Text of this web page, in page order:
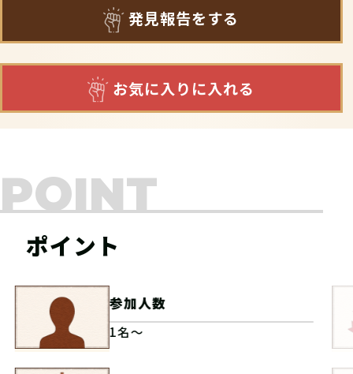
発見報告をする
お気に入りに入れる
POINT
ポイント
参加人数
1名～